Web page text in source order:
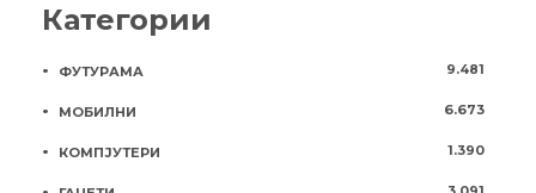
Категории
ФУТУРАМА 9.481
МОБИЛНИ 6.673
КОМПЈУТЕРИ 1.390